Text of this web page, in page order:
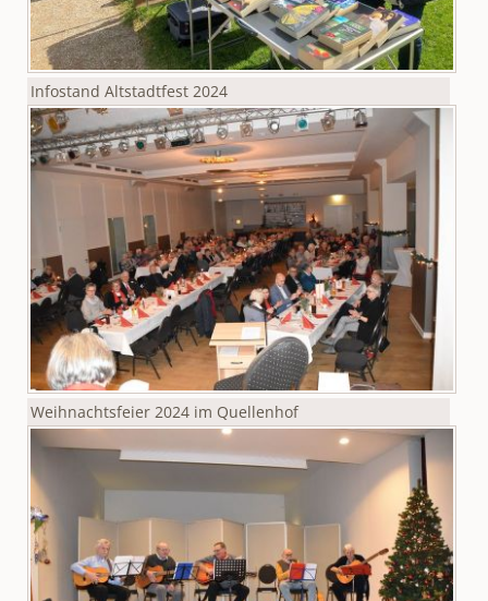
Infostand Altstadtfest 2024
Weihnachtsfeier 2024 im Quellenhof